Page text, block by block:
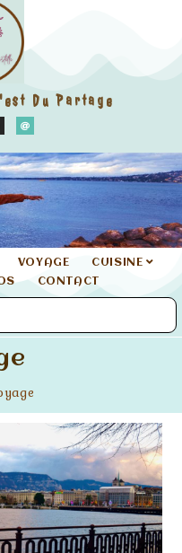
Du Partage
VOYAGE
CUISINE
CONTACT